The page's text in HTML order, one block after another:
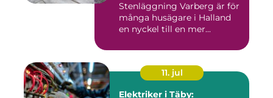
Stenläggning Varberg är för
många husägare i Halland
en nyckel till en mer...
11. jul
Elektriker i Täby: